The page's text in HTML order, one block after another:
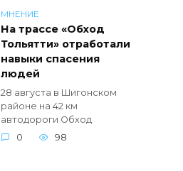
МНЕНИЕ
На трассе «Обход
Тольятти» отработали
навыки спасения
людей
28 августа в Шигонском
районе на 42 км
автодороги Обход
0
98